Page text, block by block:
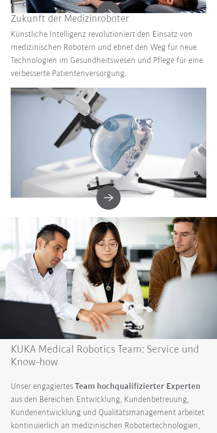
Zukunft der Medizinroboter
Künstliche Intelligenz revolutioniert den Einsatz von
medizinischen Robotern und ebnet den Weg für neue
Technologien im Gesundheitswesen und Pflege für eine
verbesserte Patientenversorgung.
KUKA Medical Robotics Team: Service und
Know-how
Unser engagiertesTeam hochqualifizierter Experten
aus den Bereichen Entwicklung, Kundenbetreuung,
Kundenentwicklung und Qualitätsmanagement arbeitet
kontinuierlich an medizinischen Robotertechnologien,